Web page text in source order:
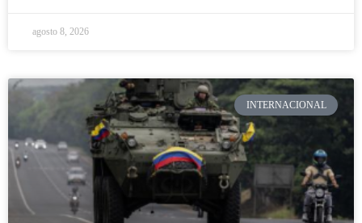
agosto 8, 2026
INTERNACIONAL